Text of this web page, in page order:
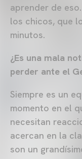
aprender de
los chicos, que
minutos.
¿Es una mala
perder ante el
Siempre es un
momento en el
necesitan
acercan en la
son un